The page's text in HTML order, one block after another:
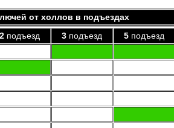
от холлов в подъездах
2 подъезд 3 подъезд 5 подъезд